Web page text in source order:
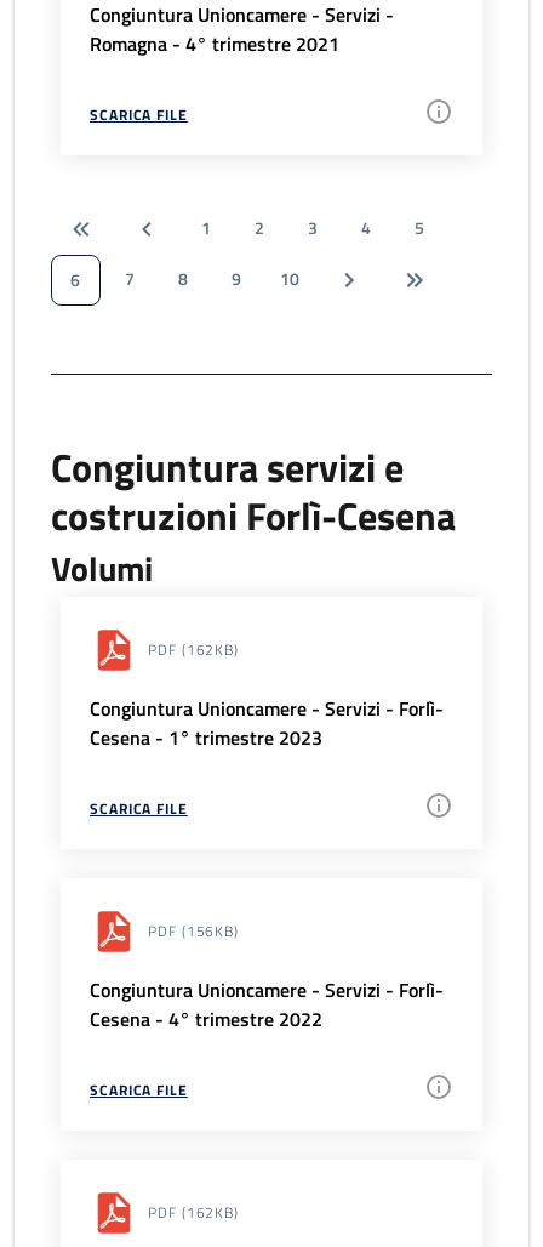
Congiuntura Unioncamere - Servizi -
Romagna - 4° trimestre 2021
SCARICA FILE
1 2 3 4
5
6
7 8 9 10
Congiuntura servizi e
costruzioni Forlì-Cesena
Volumi
PDF (162KB)
Congiuntura Unioncamere - Servizi - Forlì-
Cesena - 1° trimestre 2023
SCARICA FILE
PDF (156KB)
Congiuntura Unioncamere - Servizi - Forlì-
Cesena - 4° trimestre 2022
SCARICA FILE
PDF (162KB)